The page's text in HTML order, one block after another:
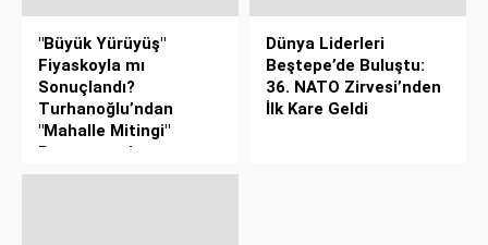
"Büyük Yürüyüş"
Fiyaskoyla mı
Sonuçlandı?
Turhanoğlu’ndan
"Mahalle Mitingi"
Benzetmesi
Dünya Liderleri
Beştepe’de Buluştu:
36. NATO Zirvesi’nden
İlk Kare Geldi